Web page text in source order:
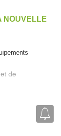
NOUVELLE
de